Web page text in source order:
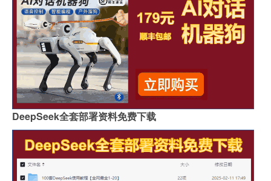
DeepSeek全套部署资料免费下载